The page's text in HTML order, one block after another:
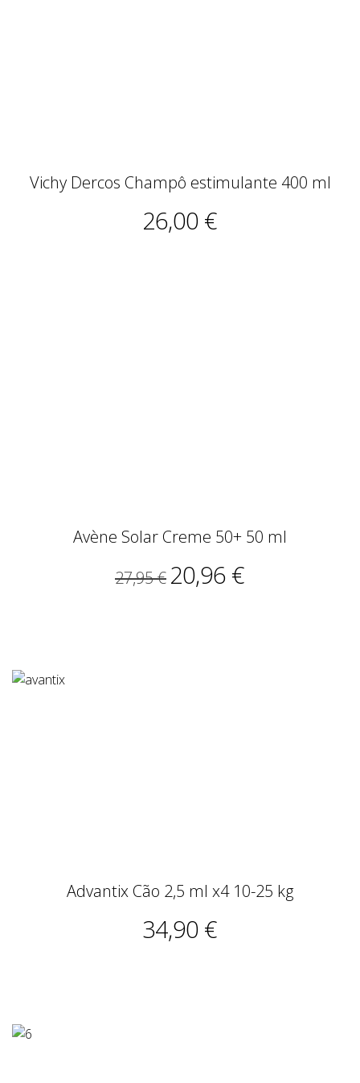
Vichy Dercos Champô estimulante 400 ml
26,00 €
Avène Solar Creme 50+ 50 ml
27,95 € 20,96 €
Advantix Cão 2,5 ml x4 10-25 kg
34,90 €